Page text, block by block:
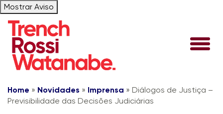
Mostrar Aviso
Home » Novidades » Imprensa » Diálogos de Justiça –
Previsibilidade das Decisões Judiciárias